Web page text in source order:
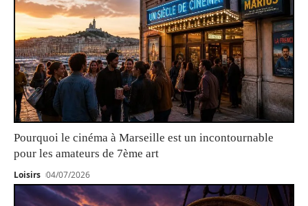
Pourquoi le cinéma à Marseille est un incontournable
pour les amateurs de 7ème art
Loisirs 04/07/2026